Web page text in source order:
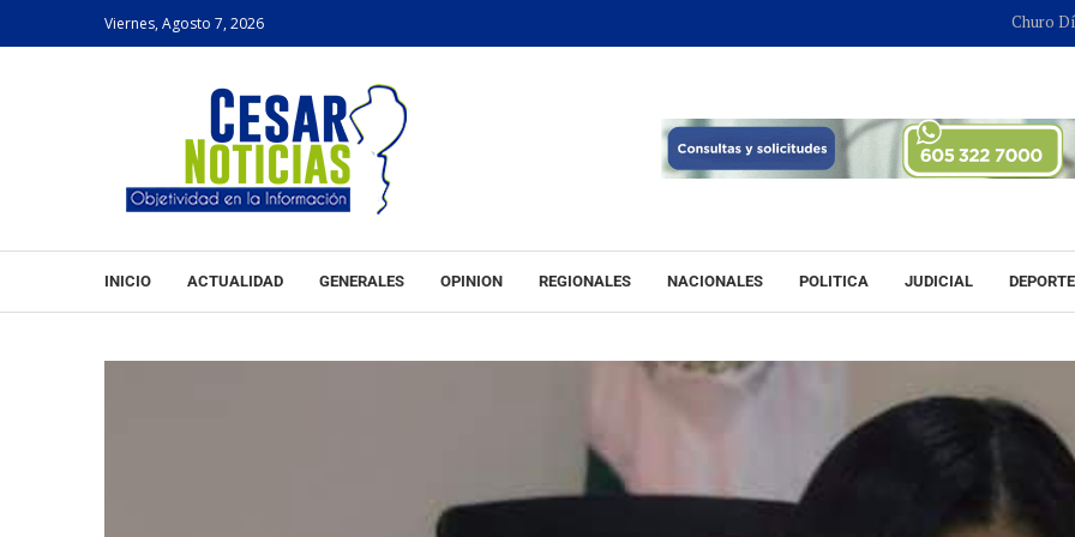
Viernes, Agosto 7, 2026 Churo Díaz
INICIO ACTUALIDAD GENERALES OPINION REGIONALES NACIONALES POLITICA JUDICIAL